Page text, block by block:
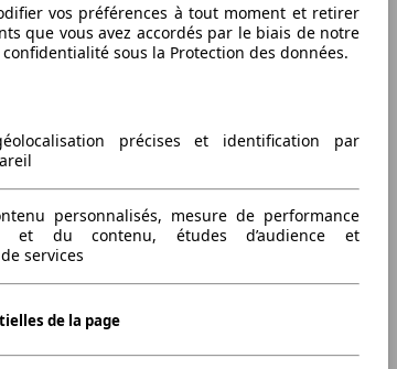
vos préférences à tout moment et retirer
que vous avez accordés par le biais de notre
sous la Protection des données.
précises et identification par
personnalisés, mesure de performance
et du contenu, études d’audience et
services
de la page